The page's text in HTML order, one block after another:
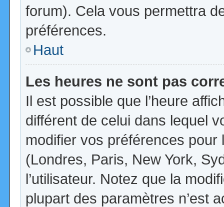
forum). Cela vous permettra
préférences.
Haut
Les heures ne sont pas
Il est possible que l’heure
différent de celui dans lequel
modifier vos préférences
(Londres, Paris, New York,
l’utilisateur. Notez que la
plupart des paramètres n’est